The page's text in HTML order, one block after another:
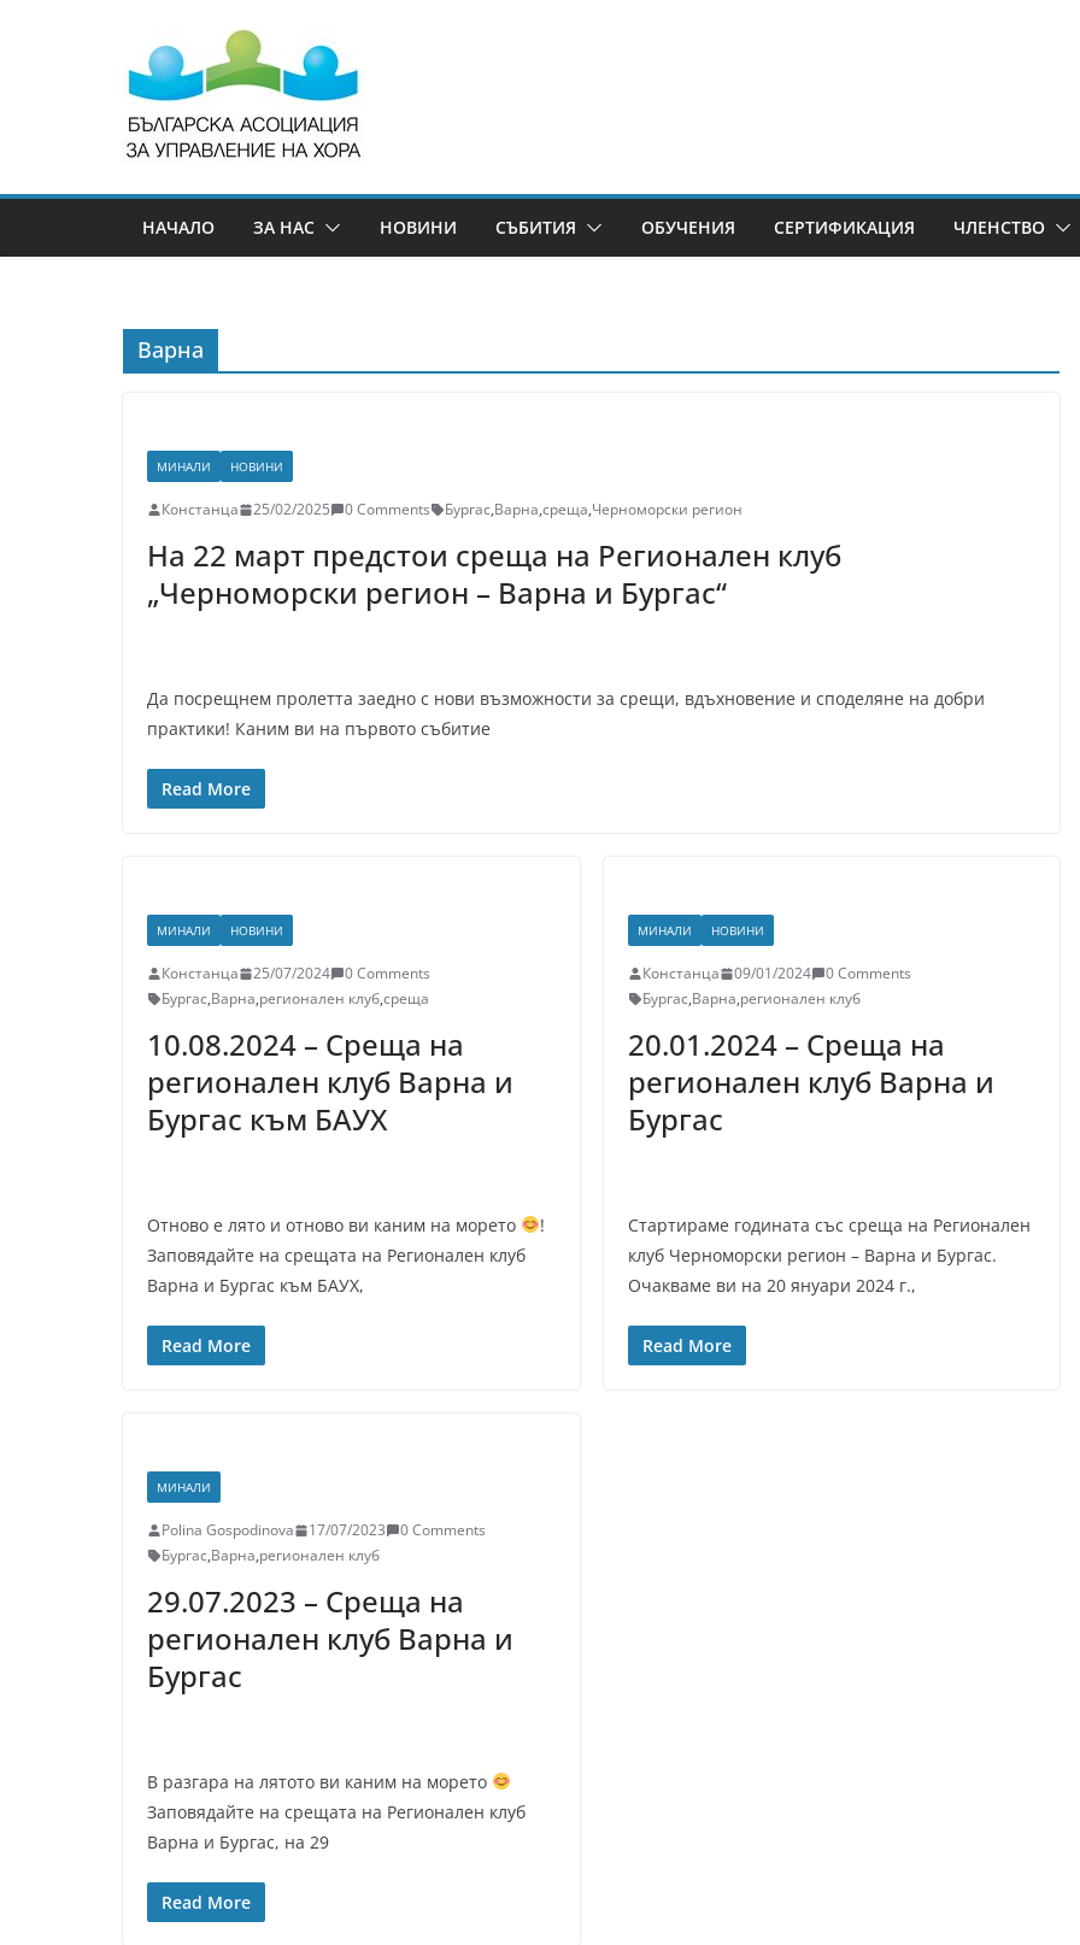
НАЧАЛО ЗА НАС НОВИНИ СЪБИТИЯ ОБУЧЕНИЯ СЕРТИФИКАЦИЯ ЧЛЕНСТВО
Варна
МИНАЛИ НОВИНИ
Констанца 25/02/2025 0 Comments Бургас,Варна,среща,Черноморски регион
На 22 март предстои среща на Регионален клуб
„Черноморски регион – Варна и Бургас“
Да посрещнем пролетта заедно с нови възможности за срещи, вдъхновение и споделяне на добри
практики! Каним ви на първото събитие
Read More
МИНАЛИ НОВИНИ
Констанца 25/07/2024
0 Comments
Бургас,Варна,регионален клуб,среща
10.08.2024 – Среща на
регионален клуб Варна и
Бургас към БАУХ
Отново е лято и отново ви каним на морето
!
Заповядайте на срещата на Регионален клуб
Варна и Бургас към БАУХ,
Read More
МИНАЛИ НОВИНИ
Констанца 09/01/2024
0 Comments
Бургас,Варна,регионален клуб
20.01.2024 – Среща на
регионален клуб Варна и
Бургас
Стартираме годината със среща на Регионален
клуб Черноморски регион – Варна и Бургас.
Очакваме ви на 20 януари 2024 г.,
Read More
МИНАЛИ
Polina Gospodinova 17/07/2023
0 Comments
Бургас,Варна,регионален клуб
29.07.2023 – Среща на
регионален клуб Варна и
Бургас
В разгара на лятото ви каним на морето
Заповядайте на срещата на Регионален клуб
Варна и Бургас, на 29
Read More